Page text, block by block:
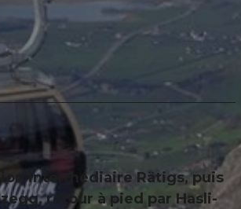
intermédiaire Rätigs, puis
retour à pied par Hasli-